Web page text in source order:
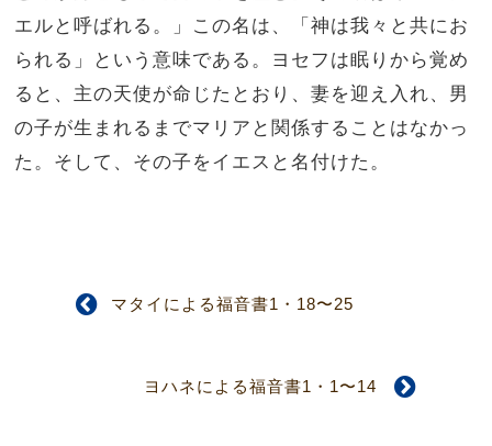
エルと呼ばれる。」この名は、「神は我々と共にお
られる」という意味である。ヨセフは眠りから覚め
ると、主の天使が命じたとおり、妻を迎え入れ、男
の子が生まれるまでマリアと関係することはなかっ
た。そして、その子をイエスと名付けた。
マタイによる福音書1・18〜25
ヨハネによる福音書1・1〜14